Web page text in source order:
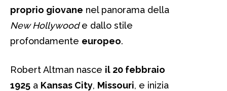
proprio giovane nel panorama della
New Hollywoode dallo stile
profondamente europeo.
Robert Altman nasce il 20 febbraio
1925 a Kansas City, Missouri, e inizia